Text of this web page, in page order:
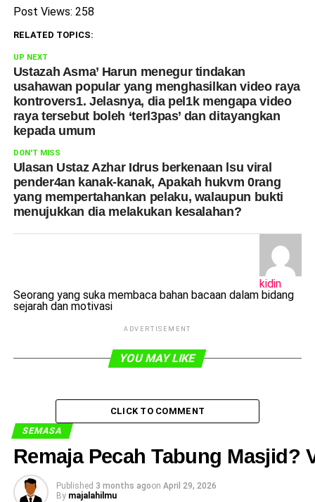
Post Views: 258
RELATED TOPICS:
UP NEXT
Ustazah Asma’ Harun menegur tindakan
usahawan popular yang menghasilkan video raya
kontrovers1. Jelasnya, dia pel1k mengapa video
raya tersebut boleh ‘terl3pas’ dan ditayangkan
kepada umum
DON'T MISS
Ulasan Ustaz Azhar Idrus berkenaan lsu viral
pender4an kanak-kanak, Apakah hukvm 0rang
yang mempertahankan pelaku, walaupun bukti
menujukkan dia melakukan kesalahan?
kidin
Seorang yang suka membaca bahan bacaan dalam bidang
sejarah dan motivasi
ADVERTISEMENT
YOU MAY LIKE
CLICK TO COMMENT
SEMASA
Remaja Pecah Tabung Masjid?
Published 3 months agoon April 29, 2026
By majalahilmu